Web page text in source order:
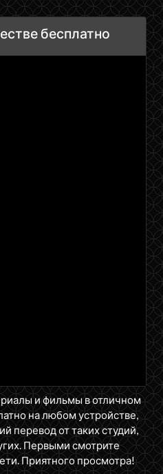
бесплатно
и фильмы в отличном
на любом устройстве,
перевод от таких студий,
Первыми смотрите
Приятного просмотра!